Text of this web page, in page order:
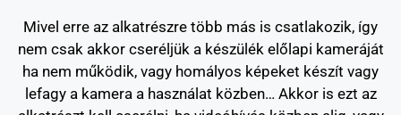
Mivel erre az alkatrészre több más is csatlakozik, így
nem csak akkor cseréljük a készülék előlapi kameráját
ha nem működik, vagy homályos képeket készít vagy
lefagy a kamera a használat közben… Akkor is ezt az